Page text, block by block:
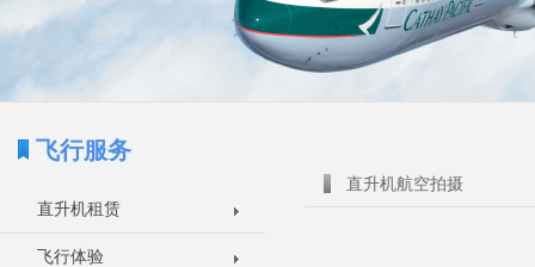
飞行服务
直升机租赁
飞行体验
直升机航空拍摄